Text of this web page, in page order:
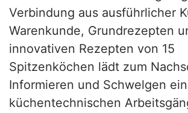
Verbindung aus ausführlicher
Warenkunde, Grundrezepten
innovativen Rezepten von 15
Spitzenköchen lädt zum
Informieren und Schwelgen
küchentechnischen